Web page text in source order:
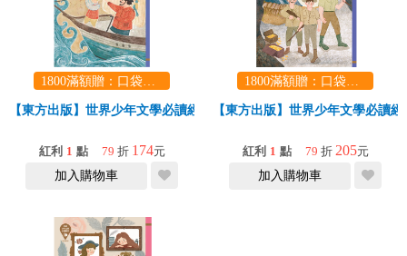
1800滿額贈：口袋玩具一份（隨機出貨） (summer read)
【東方出版】世界少年文學必讀經典60-金銀島
紅利 1 點 79 折 174元
加入購物車
1800滿額贈：口袋玩具一份（隨機出貨） (summer read)
【東方出版】世界少年文學必讀
紅利 1 點 79 折 205元
加入購物車